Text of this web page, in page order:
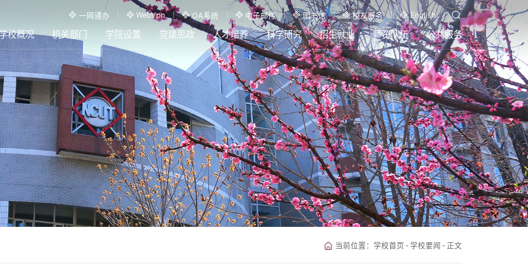
一网通办 WebVpn OA系统 电子邮件 图书馆 校友服务 English
校概况 机关部门 学院设置 党建思政 人才培养 科学研究 招生就业 师资队伍 公共服务
当前位置： 学校首页 - 学校要闻 - 正文